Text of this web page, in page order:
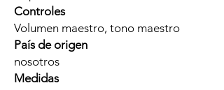
Controles
Volumen maestro, tono maestro
País de origen
nosotros
Medidas